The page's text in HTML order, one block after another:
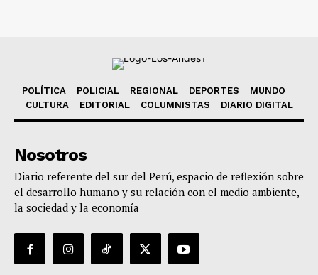
POLÍTICA POLICIAL REGIONAL DEPORTES
MUNDO
CULTURA
EDITORIAL COLUMNISTAS DIARIO DIGITAL
Nosotros
Diario referente del sur del Perú, espacio de reflexión sobre
el desarrollo humano y su relación con el medio ambiente,
la sociedad y la economía